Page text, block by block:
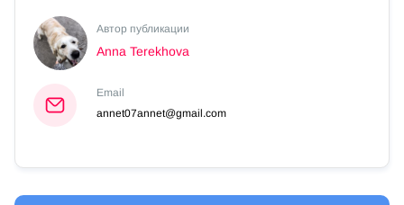
Автор публикации
Anna Terekhova
Email
annet07annet@gmail.com